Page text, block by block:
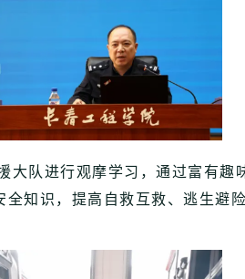
队进行观摩学习，通过富有趣
知识，提高自救互救、逃生避